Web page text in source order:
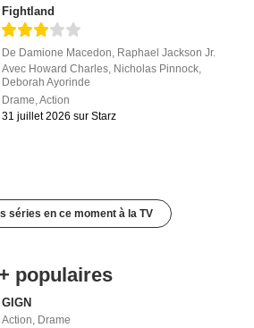
Fightland
De Damione Macedon, Raphael Jackson Jr.
Avec Howard Charles, Nicholas Pinnock,
Deborah Ayorinde
Drame,Action
31 juillet 2026 sur Starz
séries en ce moment à la TV
populaires
GIGN
Action, Drame